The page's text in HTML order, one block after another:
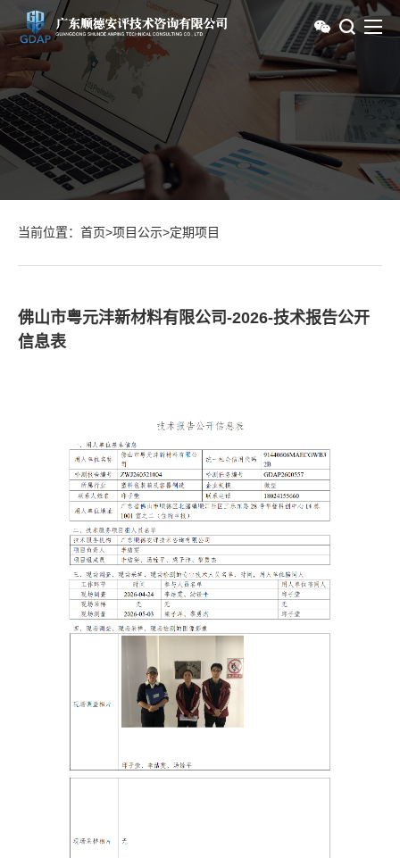
当前位置： 首页>项目公示>定期项目
佛山市粤元沣新材料有限公司-2026-技术报告公开
信息表